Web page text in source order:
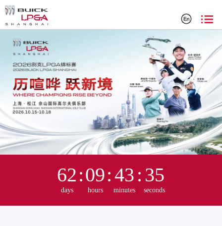
2025 别克 LPGA 锦标赛官方网站
62
days
:09
hours
:43
minutes
: 35
seconds